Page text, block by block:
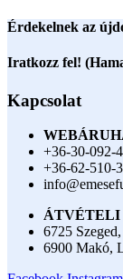
Érdekelnek az
Iratkozz fel!
Kapcsolat
+36-30-092-
+36-62-510-
ÁTVÉTELI
6725
6900 Makó,